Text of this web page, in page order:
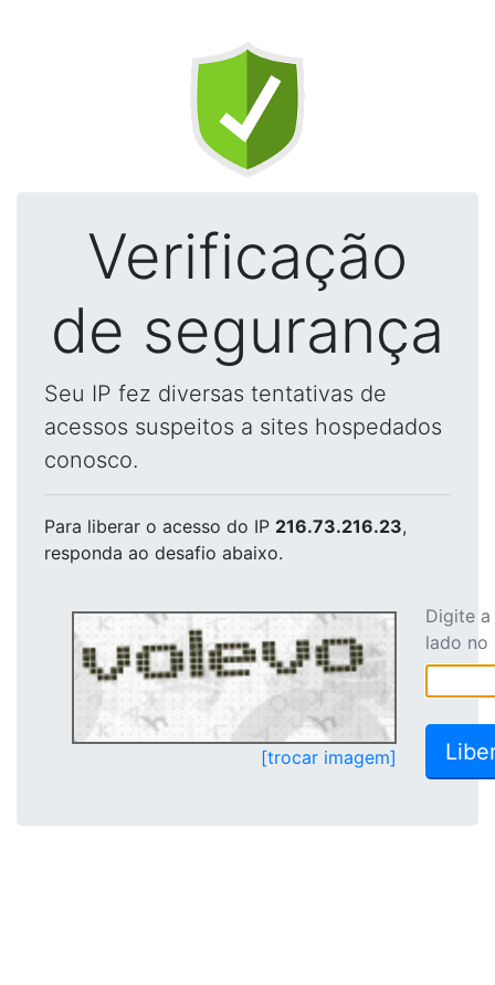
Verificação
de segurança
Seu IP fez diversas tentativas de
acessos suspeitos a sites hospedados
conosco.
Para liberar o acesso do IP 216.73.216.23,
responda ao desafio abaixo.
[trocar imagem]
Digite
lado no